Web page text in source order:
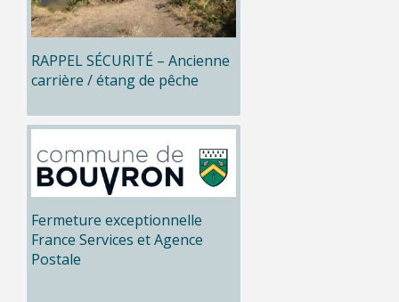
RAPPEL SÉCURITÉ – Ancienne
carrière / étang de pêche
Fermeture exceptionnelle
France Services et Agence
Postale